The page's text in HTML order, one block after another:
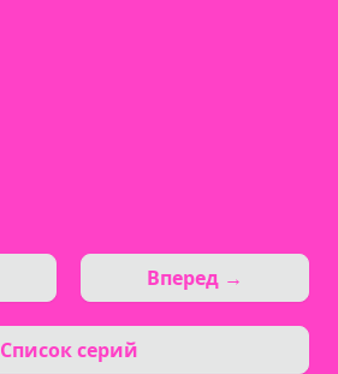
Список серий
Вперед →